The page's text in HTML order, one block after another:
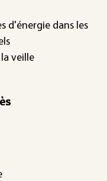
d'énergie dans les
veille